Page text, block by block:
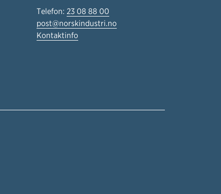
Telefon: 23 08 88 00
post@norskindustri.no
Kontaktinfo